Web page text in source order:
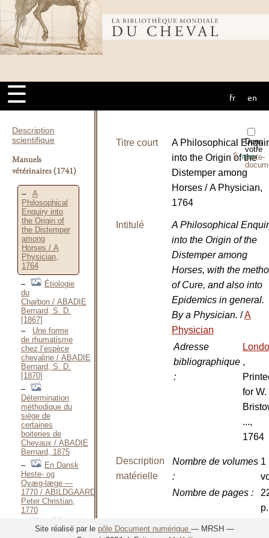
Bibliothèque
mondiale du
cheval
☰ fr en
Description
scientifique
Manuels
vétérinaires(1741)
A
Philosophical
Enquiry into
the Origin of
the Distemper
among
Horses / A
Physician,
1764
Étiologie
du
Charbon / ABADIE
Bernard, S. D.
[1867]
Une forme
de rhumatisme
chez l’espèce
chevaline / ABADIE
Bernard, S. D.
[1870]
Détermination
méthodique du
siège de
certaines
boiteries de
Chevaux / ABADIE
Bernard, 1875
En Dansk
Heste- og
Qvæg-læge —
1770 / ABILDGAARD
Peter Christian,
1770
Unterricht
von Pferden,
Dans
votre
porte-
⇪PDF
Titre court
A Philosophical
into the Origin of the
Distemper among
Horses / A Physician,
1764
Intitulé
A Philosophical
into the Origin of the
Distemper among
Horses, with the
of Cure, and also into
Epidemics in general.
By a Physician. /A
Physician
Adresse
bibliographique
:
,
for W.
...,
1764
Description
matérielle
Nombre de volumes
:
1
Nombre de pages:
p.
Dimensions:
Site réalisé par le pôle Document numérique — MRSH —